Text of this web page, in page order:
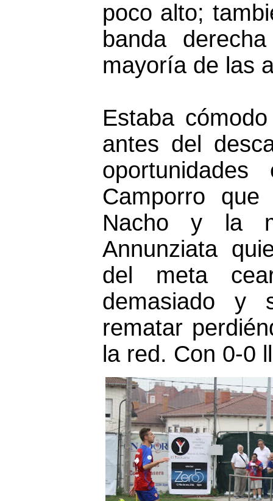
poco alto;
banda
mayoría de las
Estaba
antes del
Camporro
Nacho y la
Annunziata
del meta
demasiado y
rematar
la red. Con 0-0